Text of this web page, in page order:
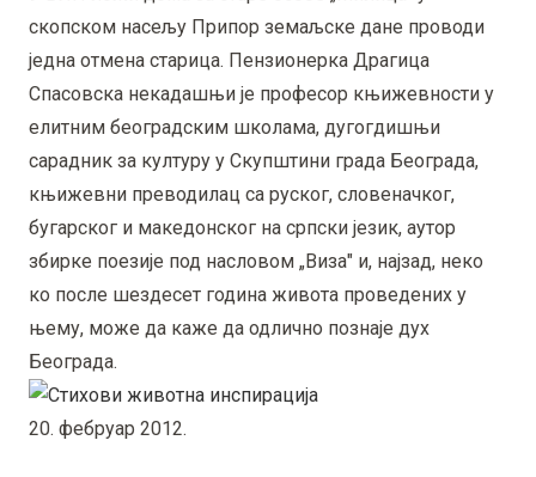
скопском насељу Припор земаљске дане проводи
једна отмена старица. Пензионерка Драгица
Спасовска некадашњи је професор књижевности у
елитним београдским школама, дугогдишњи
сарадник за културу у Скупштини града Београда,
књижевни преводилац са руског, словеначког,
бугарског и македонског на српски језик, аутор
збирке поезије под насловом „Виза" и, најзад, неко
ко после шездесет година живота проведених у
њему, може да каже да одлично познаје дух
Београда.
20. фебруар 2012.